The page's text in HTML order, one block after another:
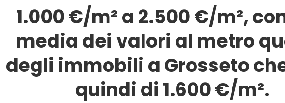
1.000 €/m² a 2.500 €/m²,
media dei valori al metro
degli immobili a Grosseto
quindi di 1.600 €/m².